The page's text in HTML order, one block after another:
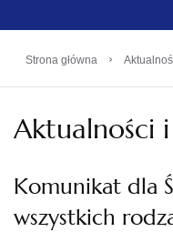
Strona główna ›
Aktualności
Komunikat dla
wszystkich